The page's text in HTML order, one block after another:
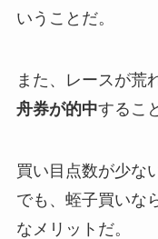
いうことだ。
また、レースが荒
舟券が的中するこ
買い目点数が少な
でも、蛭子買いな
なメリットだ。